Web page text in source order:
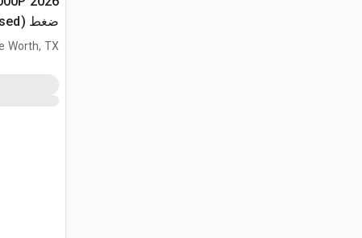
ضغط (Unused)
Worth, TX